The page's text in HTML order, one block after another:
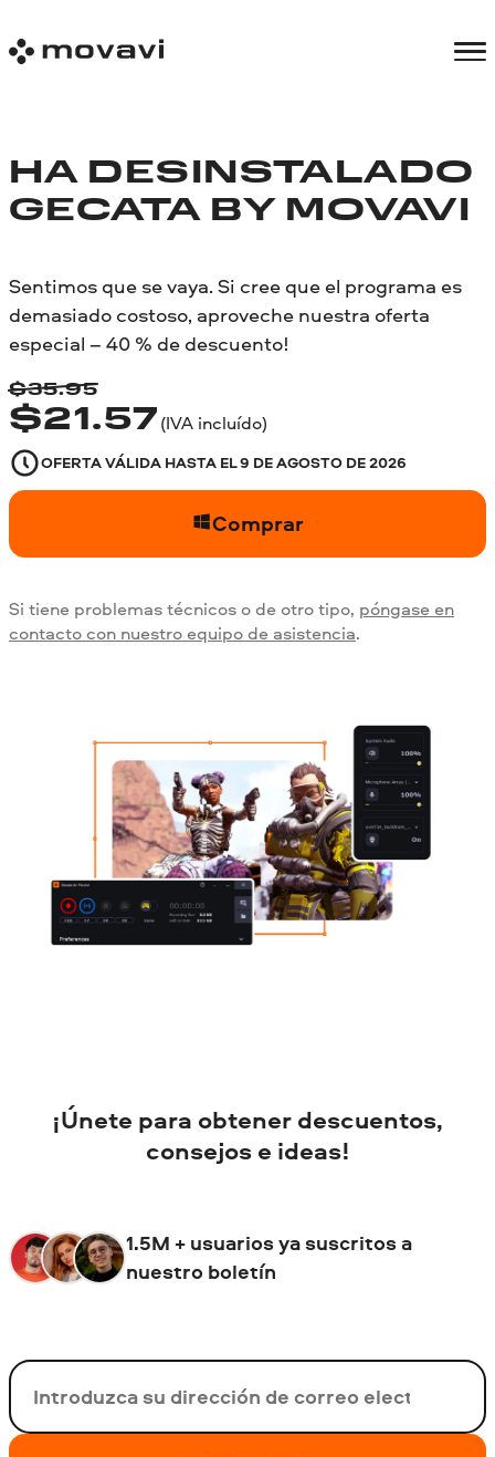
HA DESINSTALADO
GECATA BY MOVAVI
Sentimos que se vaya. Si cree que el programa es
demasiado costoso, aproveche nuestra oferta
especial – 40 % de descuento!
$35.95
$21.57(IVA incluído)
OFERTA VÁLIDA HASTA EL9 DE AGOSTO DE 2026
Comprar
Si tiene problemas técnicos o de otro tipo, póngase en
contacto con nuestro equipo de asistencia.
¡Únete para obtener descuentos,
consejos e ideas!
1.5M + usuarios ya suscritos a
nuestro boletín
Su correo electrónico